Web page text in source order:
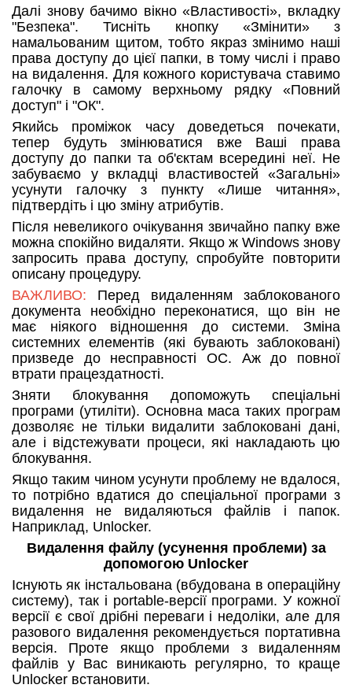
Далі знову бачимо вікно «Властивості», вкладку
"Безпека". Тисніть кнопку «Змінити» з
намальованим щитом, тобто якраз змінимо наші
права доступу до цієї папки, в тому числі і право
на видалення. Для кожного користувача ставимо
галочку в самому верхньому рядку «Повний
доступ" і "ОК".
Якийсь проміжок часу доведеться почекати,
тепер будуть змінюватися вже Ваші права
доступу до папки та об'єктам всередині неї. Не
забуваємо у вкладці властивостей «Загальні»
усунути галочку з пункту «Лише читання»,
підтвердіть і цю зміну атрибутів.
Після невеликого очікування звичайно папку вже
можна спокійно видаляти. Якщо ж Windows знову
запросить права доступу, спробуйте повторити
описану процедуру.
ВАЖЛИВО: Перед видаленням заблокованого
документа необхідно переконатися, що він не
має ніякого відношення до системи. Зміна
системних елементів (які бувають заблоковані)
призведе до несправності ОС. Аж до повної
втрати працездатності.
Зняти блокування допоможуть спеціальні
програми (утиліти). Основна маса таких програм
дозволяє не тільки видалити заблоковані дані,
але і відстежувати процеси, які накладають цю
блокування.
Якщо таким чином усунути проблему не вдалося,
то потрібно вдатися до спеціальної програми з
видалення не видаляються файлів і папок.
Наприклад, Unlocker.
Видалення файлу (усунення проблеми) за
допомогою Unlocker
Існують як інстальована (вбудована в операційну
систему), так і portable-версії програми. У кожної
версії є свої дрібні переваги і недоліки, але для
разового видалення рекомендується портативна
версія. Проте якщо проблеми з видаленням
файлів у Вас виникають регулярно, то краще
Unlocker встановити.